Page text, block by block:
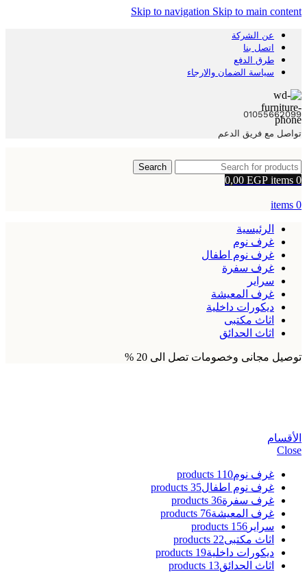
Skip to navigation Skip to main content
عن الشركة
اتصل بنا
طرق الدفع
سياسة الضمان والارجاء
01055662099
تواصل مع فريق الدعم
Search
0
items
0,00 EGP
0
items
الرئيسية
غرف نوم
غرف نوم اطفال
غرف سفرة
سراير
غرف المعيشة
ديكورات داخلية
اثاث مكتبى
اثاث الحدائق
توصيل مجانى وخصومات تصل الى 20 %
الأقسام
Close
غرف نوم110 products
غرف نوم اطفال35 products
غرف سفرة36 products
غرف المعيشة76 products
سراير 156 products
اثاث مكتبى22 products
ديكورات داخلية19 products
اثاث الحدائق13 products